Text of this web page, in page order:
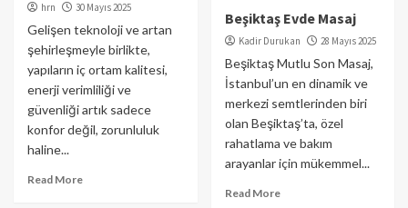
hrn 30 Mayıs 2025
Gelişen teknoloji ve artan
şehirleşmeyle birlikte,
yapıların iç ortam kalitesi,
enerji verimliliği ve
güvenliği artık sadece
konfor değil, zorunluluk
haline...
Read More
Beşiktaş Evde Masaj
Kadir Durukan 28 Mayıs 2025
Beşiktaş Mutlu Son Masaj,
İstanbul’un en dinamik ve
merkezi semtlerinden biri
olan Beşiktaş’ta, özel
rahatlama ve bakım
arayanlar için mükemmel...
Read More